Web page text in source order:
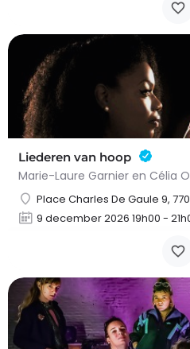
Liederen van hoop
Place Charles De Gaule 9,
9 december 2026 19h00 -